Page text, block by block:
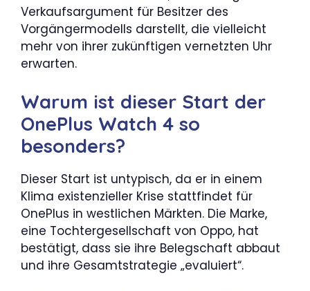
Verkaufsargument für Besitzer des
Vorgängermodells darstellt, die vielleicht
mehr von ihrer zukünftigen vernetzten Uhr
erwarten.
Warum ist dieser Start der
OnePlus Watch 4 so
besonders?
Dieser Start ist untypisch, da er in einem
Klima existenzieller Krise stattfindet für
OnePlus in westlichen Märkten. Die Marke,
eine Tochtergesellschaft von Oppo, hat
bestätigt, dass sie ihre Belegschaft abbaut
und ihre Gesamtstrategie „evaluiert“.